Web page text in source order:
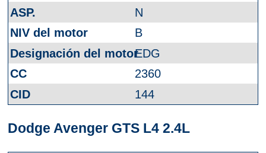
N
B
EDG
2360
144
Dodge Avenger GTS L4 2.4L